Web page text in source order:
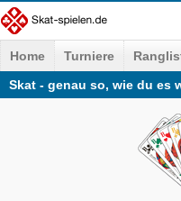
Home Turniere
Skat - genau so, wie du es